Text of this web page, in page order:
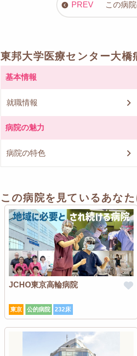
この病
東邦大学医療センター大
基本情報
就職情報
病院の魅力
病院の特色
この病院を見ているあな
JCHO東京高輪病院
東京 公的病院 232床